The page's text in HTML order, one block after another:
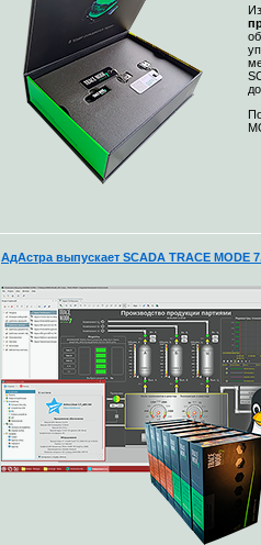
АдАстра выпускает SCADA TRACE MODE